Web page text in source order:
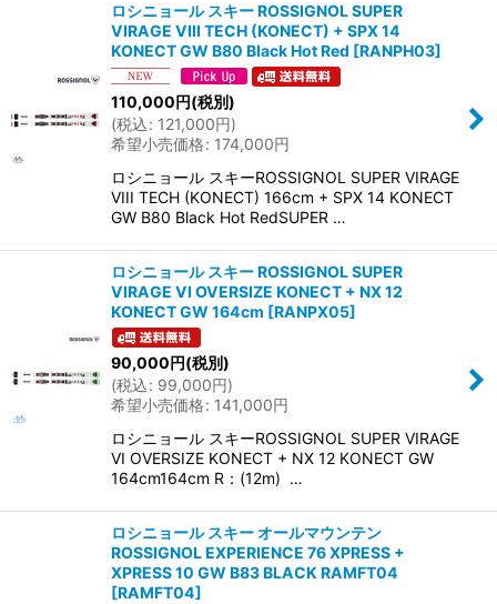
ロシニョール スキー ROSSIGNOL SUPER
VIRAGE VIII TECH (KONECT) + SPX 14
KONECT GW B80 Black Hot Red [RANPH03]
110,000円(税別)
(税込: 121,000円)
希望小売価格: 174,000円
ロシニョール スキーROSSIGNOL SUPER VIRAGE
VIII TECH (KONECT) 166cm + SPX 14 KONECT
GW B80 Black Hot RedSUPER …
ロシニョール スキー ROSSIGNOL SUPER
VIRAGE VI OVERSIZE KONECT + NX 12
KONECT GW 164cm [RANPX05]
90,000円(税別)
(税込: 99,000円)
希望小売価格: 141,000円
ロシニョール スキーROSSIGNOL SUPER VIRAGE
VI OVERSIZE KONECT + NX 12 KONECT GW
164cm164cm R：(12m) …
ロシニョール スキー オールマウンテン
ROSSIGNOL EXPERIENCE 76 XPRESS +
XPRESS 10 GW B83 BLACK RAMFT04
[RAMFT04]